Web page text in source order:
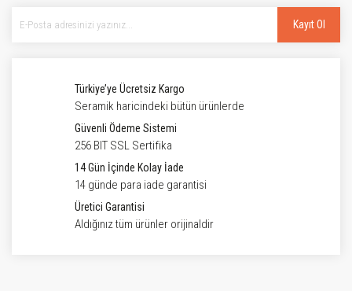
Kayıt Ol
Türkiye’ye Ücretsiz Kargo
Seramik haricindeki bütün ürünlerde
Güvenli Ödeme Sistemi
256 BIT SSL Sertifika
14 Gün İçinde Kolay İade
14 günde para iade garantisi
Üretici Garantisi
Aldığınız tüm ürünler orijinaldir